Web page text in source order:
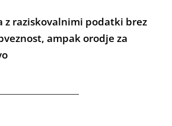
z raziskovalnimi podatki brez
ampak orodje za